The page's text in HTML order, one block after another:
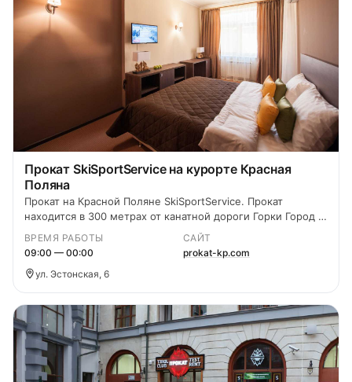
Прокат SkiSportService на курорте Красная
Поляна
Прокат на Красной Поляне SkiSportService. Прокат
находится в 300 метрах от канатной дороги Горки Город и
в 50 метрах до поворота на Газпром.
ВРЕМЯ РАБОТЫ
09:00 — 00:00
САЙТ
prokat-kp.com
ул. Эстонская, 6